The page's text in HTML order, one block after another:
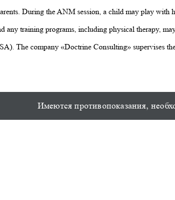
During the ANM session, a child may play with
any training programs, including physical therapy,
The company «Doctrine Consulting» supervises
Имеются противопоказания,